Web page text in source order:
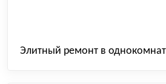
Элитный ремонт в